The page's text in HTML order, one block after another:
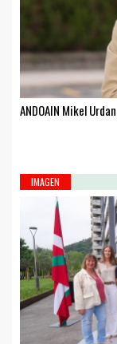
ANDOAIN Mikel
IMAGEN